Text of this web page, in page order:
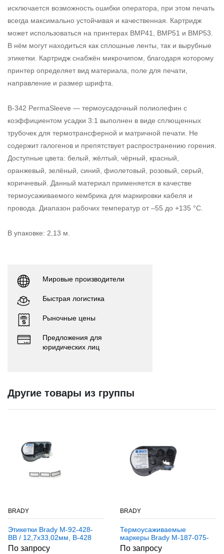
исключается возможность ошибки оператора, при этом печать
всегда максимально устойчивая и качественная. Картридж
может использоваться на принтерах BMP41, BMP51 и BMP53.
В нём могут находиться как сплошные ленты, так и вырубные
этикетки. Картридж снабжён микрочипом, благодаря которому
принтер определяет вид материала, поле для печати,
направление и размер шрифта.
B-342 PermaSleeve — термоусадочный полиолефин с
коэффициентом усадки 3:1 выполнен в виде сплющенных
трубочек для термотрансферной и матричной печати. Не
содержит галогенов и препятствует распространению горения.
Доступные цвета: белый, жёлтый, чёрный, красный,
оранжевый, зелёный, синий, фиолетовый, розовый, серый,
коричневый. Данный материал применяется в качестве
термоусаживаемого кембрика для маркировки кабеля и
провода. Диапазон рабочих температур от –55 до +135 °C.
В упаковке: 2,13 м.
Мировые производители
Быстрая логистика
Рыночные цены
Предложения для
юридических лиц
Другие товары из группы
BRADY
Этикетки Brady M-92-428-
BB / 12,7x33,02мм, B-428
По запросу
BRADY
Термоусаживаемые
маркеры Brady M-187-075-
342, 19,05 * 8,50 мм,
По запросу